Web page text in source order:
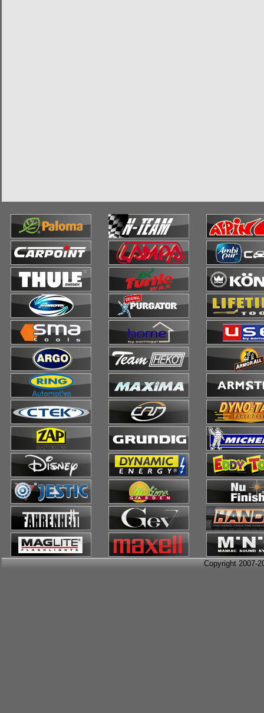
Copyright 2007-